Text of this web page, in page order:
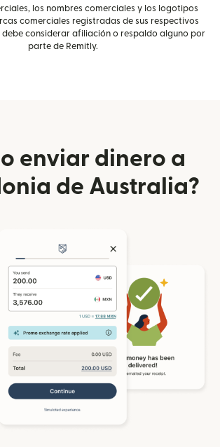
los nombres comerciales y los logotipos
comerciales registradas de sus respectivos
debe considerar afiliación o respaldo alguno por
parte de Remitly.
enviar dinero a
de Australia?